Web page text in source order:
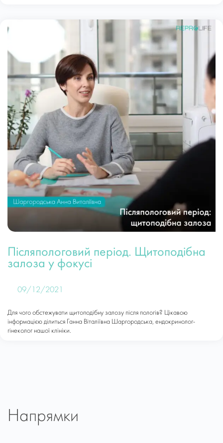
Післяпологовий період. Щитоподібна
залоза у фокусі
09/12/2021
Для чого обстежувати щитоподібну залозу після пологів? Цікавою
інформацією ділиться Ганна Віталіївна Шаргородська, ендокринолог-
гінеколог нашої клініки.
Напрямки